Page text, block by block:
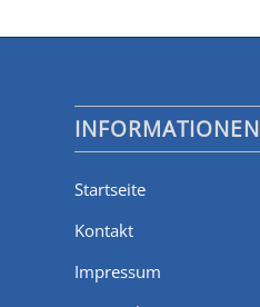
INFORMATIONEN
Startseite
Kontakt
Impressum